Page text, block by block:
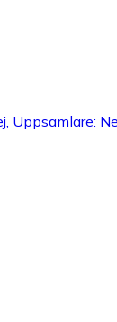
Uppsamlare: